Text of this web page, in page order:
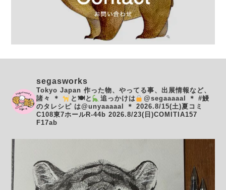
segasworks
Tokyo Japan 作った物、やってる事、出展情報など、
諸々
＊ と🍽と 追っかけは @segaaaaal ＊ #鰻
のタレシピ は@unyaaaaal
＊ 2026.8/15(土)夏コミ
C108東7ホールR-44b 2026.8/23(日)COMITIA157
F17ab